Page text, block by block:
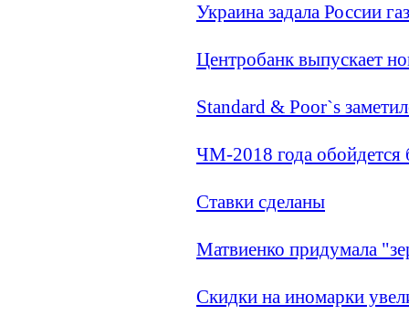
Украина задала России
Центробанк выпускает
Standard & Poor`s
ЧМ-2018 года обойдется
Ставки сделаны
Матвиенко придумала
Скидки на иномарки